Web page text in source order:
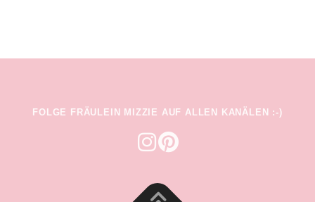
FOLGE FRÄULEIN MIZZIE AUF ALLEN KANÄLEN :-)